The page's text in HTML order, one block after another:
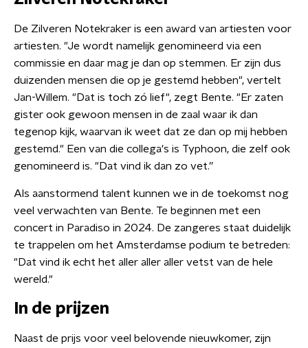
De Zilveren Notekraker is een award van artiesten voor
artiesten. "Je wordt namelijk genomineerd via een
commissie en daar mag je dan op stemmen. Er zijn dus
duizenden mensen die op je gestemd hebben", vertelt
Jan-Willem. "Dat is toch zó lief", zegt Bente. "Er zaten
gister ook gewoon mensen in de zaal waar ik dan
tegenop kijk, waarvan ik weet dat ze dan op mij hebben
gestemd." Een van die collega's is Typhoon, die zelf ook
genomineerd is. "Dat vind ik dan zo vet.”
Als aanstormend talent kunnen we in de toekomst nog
veel verwachten van Bente. Te beginnen met een
concert in Paradiso in 2024. De zangeres staat duidelijk
te trappelen om het Amsterdamse podium te betreden:
"Dat vind ik echt het aller aller aller vetst van de hele
wereld."
In de prijzen
Naast de prijs voor veel belovende nieuwkomer, zijn